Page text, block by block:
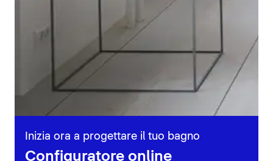
Inizia ora a progettare il tuo bagno
Configuratore online